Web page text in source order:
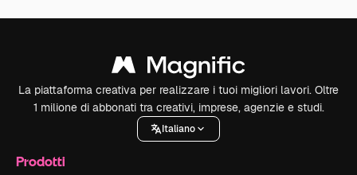
La piattaforma creativa per realizzare i tuoi migliori lavori. Oltre
1 milione di abbonati tra creativi, imprese, agenzie e studi.
Italiano
Prodotti